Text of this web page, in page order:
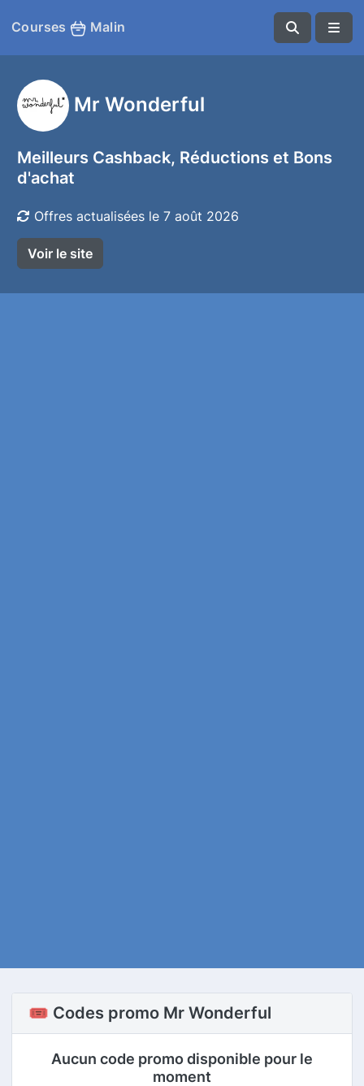
Courses Malin
Mr Wonderful
Meilleurs Cashback, Réductions et Bons
d'achat
Offres actualisées le 7 août 2026
Voir le site
🎟️ Codes promo Mr Wonderful
Aucun code promo disponible pour le
moment